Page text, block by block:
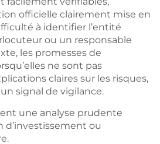
officielle clairement mise en
à identifier l’entité
ou un responsable
les promesses de
ne sont pas
claires sur les risques,
signal de vigilance.
une analyse prudente
d’investissement ou